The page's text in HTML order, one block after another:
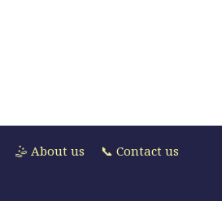
🤹 About us 📞 Contact us